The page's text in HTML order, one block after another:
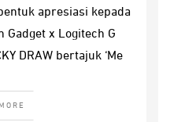
apresiasi kepada
Gadget x Logitech G
DRAW bertajuk ‘Me